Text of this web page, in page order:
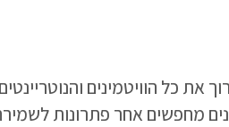
כל הוויטמינים
מחפשים אחר פתרונות